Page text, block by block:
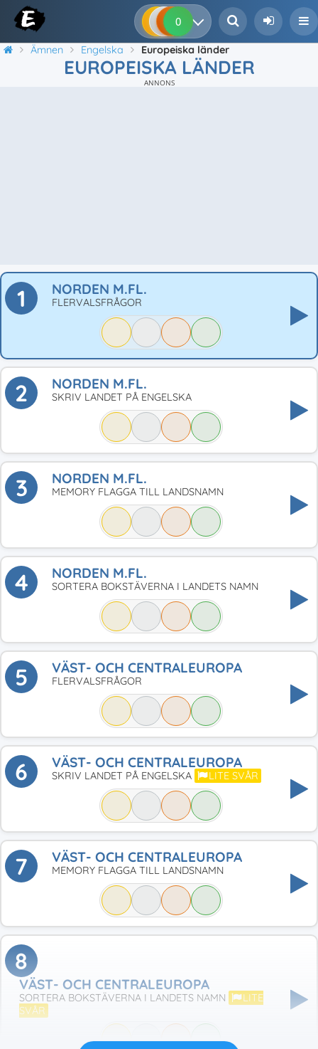
0 0 0
Ämnen Engelska Europeiska länder
EUROPEISKA LÄNDER
ANNONS
1 NORDEN M.FL.
FLERVALSFRÅGOR
2 NORDEN M.FL.
SKRIV LANDET PÅ ENGELSKA
3 NORDEN M.FL.
MEMORY FLAGGA TILL LANDSNAMN
4 NORDEN M.FL.
SORTERA BOKSTÄVERNA I LANDETS NAMN
5 VÄST- OCH CENTRALEUROPA
FLERVALSFRÅGOR
6 VÄST- OCH CENTRALEUROPA
SKRIV LANDET PÅ ENGELSKA LITE SVÅR
7 VÄST- OCH CENTRALEUROPA
MEMORY FLAGGA TILL LANDSNAMN
8
VÄST- OCH CENTRALEUROPA
SORTERA BOKSTÄVERNA I LANDETS NAMN
LITE
SVÅR